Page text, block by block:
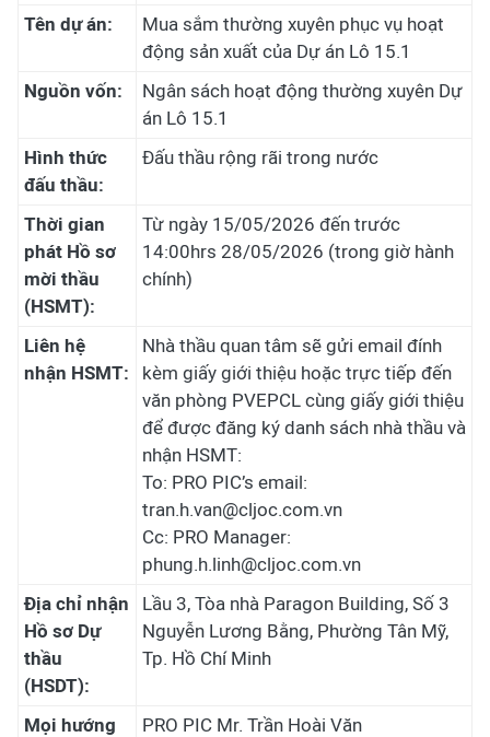
Tên dự án:
Mua sắm thường xuyên phục vụ hoạt
động sản xuất của Dự án Lô 15.1
Nguồn vốn:
Ngân sách hoạt động thường xuyên Dự
án Lô 15.1
Hình thức
đấu thầu:
Đấu thầu rộng rãi trong nước
Thời gian
phát Hồ sơ
mời thầu
(HSMT):
Từ ngày 15/05/2026 đến trước
14:00hrs 28/05/2026 (trong giờ hành
chính)
Liên hệ
nhận HSMT:
Nhà thầu quan tâm sẽ gửi email đính
kèm giấy giới thiệu hoặc trực tiếp đến
văn phòng PVEPCL cùng giấy giới thiệu
để được đăng ký danh sách nhà thầu và
nhận HSMT:
To: PRO PIC’s email:
tran.h.van@cljoc.com.vn
Cc: PRO Manager:
phung.h.linh@cljoc.com.vn
Địa chỉ nhận
Hồ sơ Dự
thầu
(HSDT):
Lầu 3, Tòa nhà Paragon Building, Số 3
Nguyễn Lương Bằng, Phường Tân Mỹ,
Tp. Hồ Chí Minh
Mọi hướng
PRO PIC Mr. Trần Hoài Văn